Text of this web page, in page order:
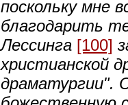
поскольку мне
благодарить
Лессинга [100]
христианской
драматургии".